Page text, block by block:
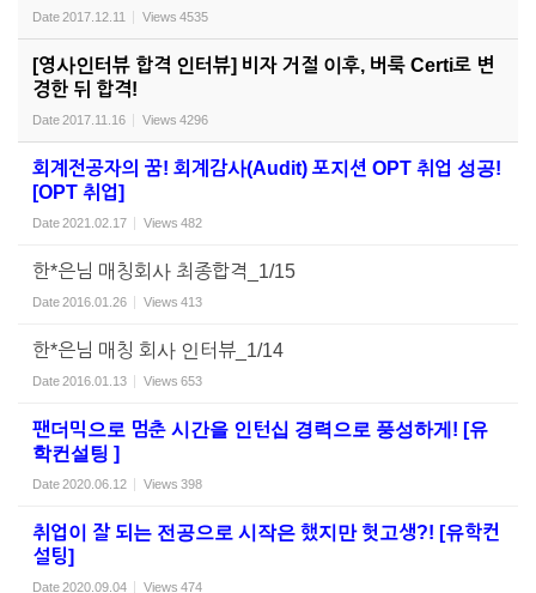
Date2017.12.11 Views 4535
[영사인터뷰 합격 인터뷰] 비자 거절 이후, 버룩 Certi로 변
경한 뒤 합격!
Date2017.11.16 Views 4296
회계전공자의 꿈! 회계감사(Audit) 포지션 OPT 취업 성공!
[OPT 취업]
Date2021.02.17 Views 482
한*은님 매칭회사 최종합격_1/15
Date2016.01.26 Views 413
한*은님 매칭 회사 인터뷰_1/14
Date2016.01.13 Views 653
팬더믹으로 멈춘 시간을 인턴십 경력으로 풍성하게! [유
학컨설팅 ]
Date2020.06.12 Views 398
취업이 잘 되는 전공으로 시작은 했지만 헛고생?! [유학컨
설팅]
Date2020.09.04 Views 474